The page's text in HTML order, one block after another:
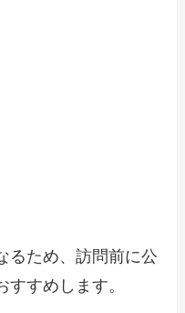
るため、訪問前に公
すめします。